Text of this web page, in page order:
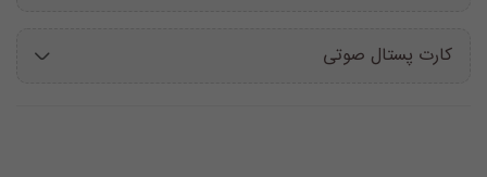
کارت پستال صوتی